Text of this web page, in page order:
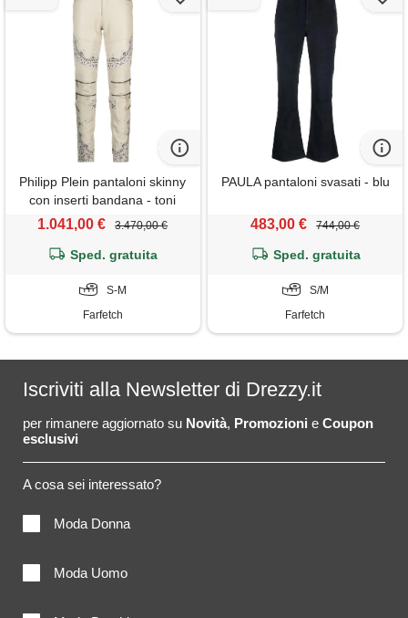
Philipp Plein pantaloni skinny
con inserti bandana - toni
neutri
1.041,00 € 3.470,00 €
Sped. gratuita
S-M
Farfetch
PAULA pantaloni svasati - blu
483,00 € 744,00 €
Sped. gratuita
S/M
Farfetch
Iscriviti alla Newsletter di Drezzy.it
per rimanere aggiornato su Novità, Promozioni e Coupon
esclusivi
A cosa sei interessato?
Moda Donna
Moda Uomo